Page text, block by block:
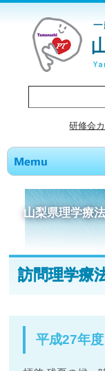
研修会
山梨県理学療
訪問理学療
平成27年